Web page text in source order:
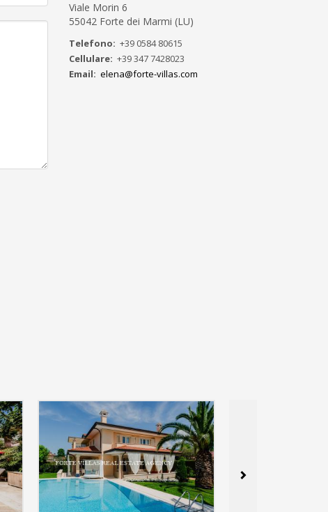
Viale Morin 6
55042 Forte dei Marmi (LU)
Telefono: +39 0584 80615
Cellulare: +39 347 7428023
Email: elena@forte-villas.com